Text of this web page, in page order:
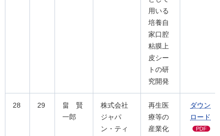
用いる
培養自
家口腔
粘膜上
皮シー
トの研
究開発
28 29
畠 賢
一郎
株式会社
ジャパ
ン・ティ
再生医
療等の
産業化
ダウン
ロード
PDF